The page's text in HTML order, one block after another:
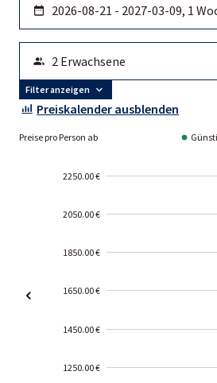
Filter anzeigen
Preiskalender ausblenden
Preise pro Person ab
2250.00 €
2050.00 €
1850.00 €
1650.00 €
1450.00 €
1250.00 €